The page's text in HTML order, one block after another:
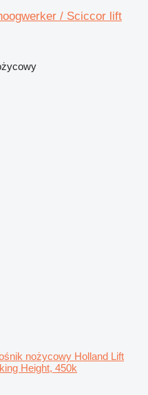
/ Sciccor lift
nożycowy Holland Lift
Height, 450k